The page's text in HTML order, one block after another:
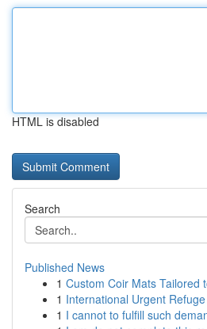
HTML is disabled
Search
Published News
1 Custom Coir Mats Tailored
1 International Urgent
1 I cannot to fulfill such